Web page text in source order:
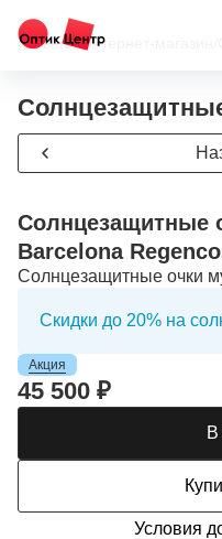
Главная/Интернет-магазин
Солнцезащитные
Barcelona
Солнцезащитные очки
Скидки до 20% на
Акция
45 500 ₽
В
Условия